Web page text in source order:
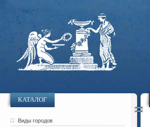
КАТАЛОГ
Виды городов